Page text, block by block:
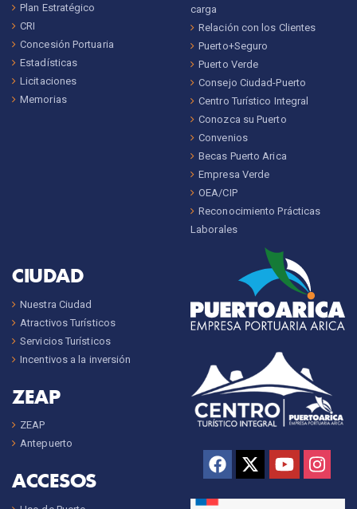
Plan Estratégico
CRI
Concesión Portuaria
Estadísticas
Licitaciones
Memorias
carga
Relación con los Clientes
Puerto+Seguro
Puerto Verde
Consejo Ciudad-Puerto
Centro Turístico Integral
Conozca su Puerto
Convenios
Becas Puerto Arica
Empresa Verde
OEA/CIP
Reconocimiento Prácticas
Laborales
CIUDAD
Nuestra Ciudad
Atractivos Turísticos
Servicios Turísticos
Incentivos a la inversión
ZEAP
ZEAP
Antepuerto
ACCESOS